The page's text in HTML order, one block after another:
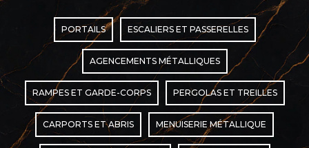
PORTAILS ESCALIERS ET PASSERELLES
AGENCEMENTS MÉTALLIQUES
RAMPES ET GARDE-CORPS PERGOLAS ET TREILLES
CARPORTS ET ABRIS MENUISERIE MÉTALLIQUE